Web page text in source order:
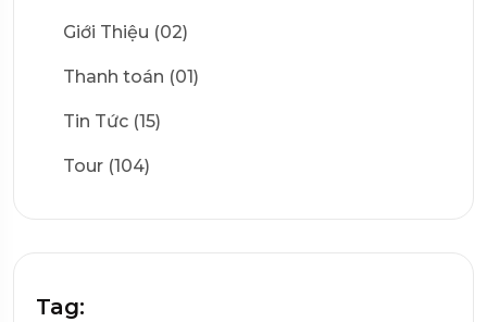
Giới Thiệu (02)
Thanh toán (01)
Tin Tức (15)
Tour (104)
Tag: